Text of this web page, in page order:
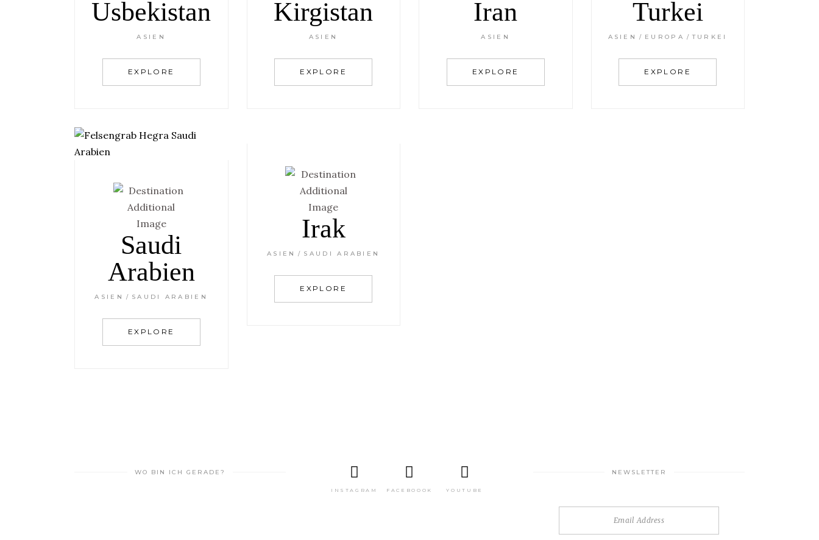
Usbekistan
ASIEN
EXPLORE
Kirgistan
ASIEN
EXPLORE
Iran
ASIEN
EXPLORE
Turkei
ASIEN EUROPA TURKEI
EXPLORE
Saudi
Arabien
ASIEN SAUDI ARABIEN
EXPLORE
Irak
ASIEN SAUDI ARABIEN
EXPLORE
WO BIN ICH GERADE?
INSTAGRAM FACEBOOOK YOUTUBE
NEWSLETTER